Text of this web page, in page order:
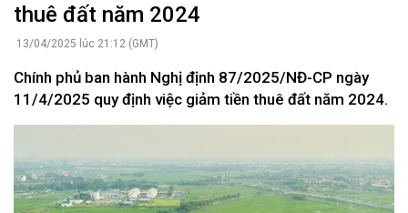
thuê đất năm 2024
13/04/2025 lúc 21:12 (GMT)
Chính phủ ban hành Nghị định 87/2025/NĐ-CP ngày
11/4/2025 quy định việc giảm tiền thuê đất năm 2024.